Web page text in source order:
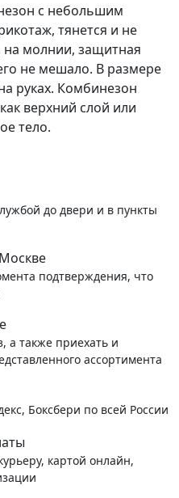
с небольшим
тянется и не
на молнии, защитная
не мешало. В размере
руках. Комбинезон
верхний слой или
тело.
до двери и в пункты
подтверждения, что
а также приехать и
ассортимента
Боксбери по всей России
картой онлайн,